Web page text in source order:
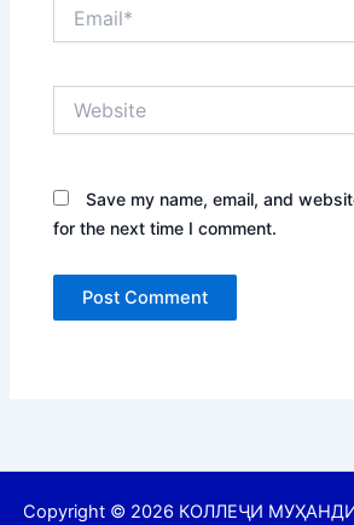
Save my name, email, and
for the next time I comment.
Copyright © 2026 КОЛЛЕҶИ